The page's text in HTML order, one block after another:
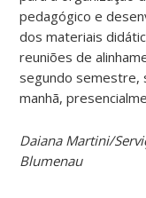
pedagógico e
dos materiais
reuniões de
segundo semestre,
manhã,
Daiana Martini/
Blumenau